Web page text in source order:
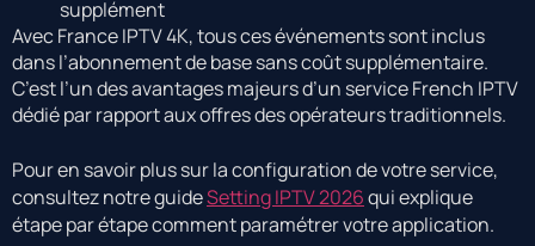
supplément
Avec France IPTV 4K, tous ces événements sont inclus
dans l’abonnement de base sans coût supplémentaire.
C’est l’un des avantages majeurs d’un service French IPTV
dédié par rapport aux offres des opérateurs traditionnels.
Pour en savoir plus sur la configuration de votre service,
consultez notre guideSetting IPTV 2026qui explique
étape par étape comment paramétrer votre application.